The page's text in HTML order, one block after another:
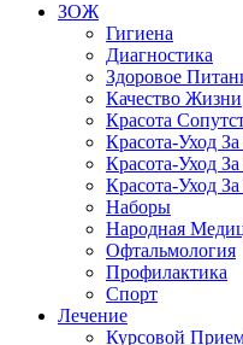
ЗОЖ
Гигиена
Диагностика
Здоровое
Качество Жизни
Красота
Красота-Уход
Красота-Уход
Красота-Уход
Наборы
Народная
Офтальмология
Профилактика
Спорт
Лечение
Курсовой